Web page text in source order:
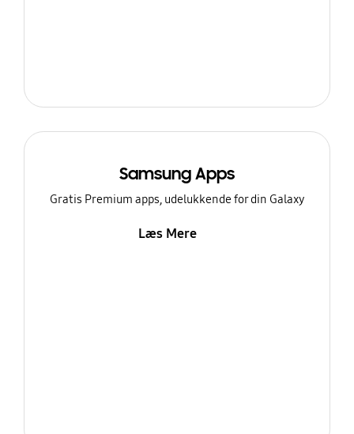
Samsung Apps
Gratis Premium apps, udelukkende for din Galaxy
Læs Mere